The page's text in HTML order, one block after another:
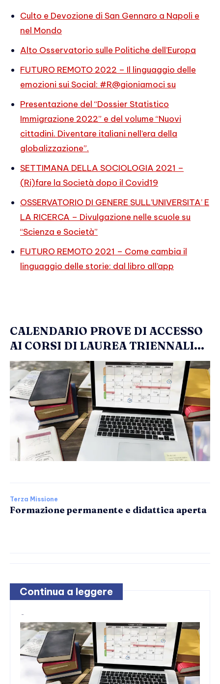
Culto e Devozione di San Gennaro a Napoli e
nel Mondo
Alto Osservatorio sulle Politiche dell’Europa
FUTURO REMOTO 2022 – Il linguaggio delle
emozioni sui Social: #R@gioniamoci su
Presentazione del “Dossier Statistico
Immigrazione 2022” e del volume “Nuovi
cittadini. Diventare italiani nell’era della
globalizzazione”.
SETTIMANA DELLA SOCIOLOGIA 2021 –
(Ri)fare la Società dopo il Covid19
OSSERVATORIO DI GENERE SULL’UNIVERSITA’ E
LA RICERCA – Divulgazione nelle scuole su
“Scienza e Società”
FUTURO REMOTO 2021 – Come cambia il
linguaggio delle storie: dal libro all’app
CALENDARIO PROVE DI ACCESSO
AI CORSI DI LAUREA TRIENNALI...
Terza Missione
Formazione permanente e didattica aperta
Continua a leggere
-